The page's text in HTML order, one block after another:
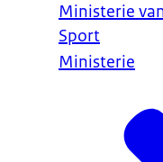
Ministerie
Sport
Ministerie